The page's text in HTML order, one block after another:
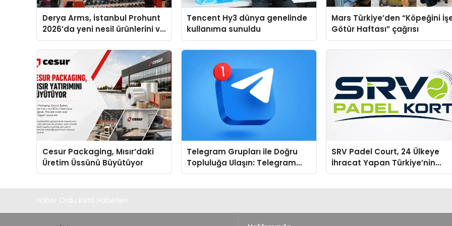
Derya Arms, İstanbul Prohunt
2026’da yeni nesil ürünlerini ve
global marka vizyonunu
sergiledi
Tencent Hy3 dünya genelinde
kullanıma sunuldu
Mars Türkiye’den “Köpeğini
Götür Haftası” çağrısı
Cesur Packaging, Mısır’daki
Üretim Üssünü Büyütüyor
Telegram Grupları ile Doğru
Topluluğa Ulaşın: Telegram
Grup Keşfinde Sade ve
SRV Padel Court, 24 Ülkeye
İhracat Yapan Türkiye’nin
Padel Kortu Üretim Gücü